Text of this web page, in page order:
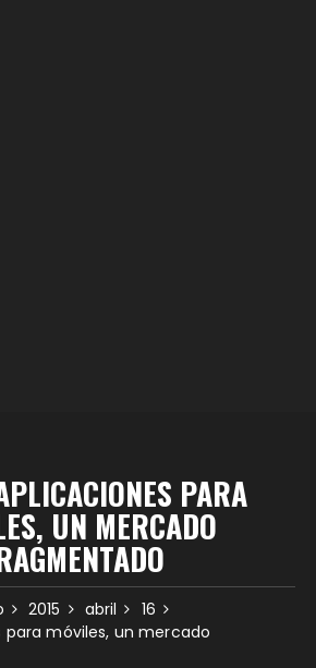
PARA
UN MERCADO
2015 abril
16
para móviles, un mercado